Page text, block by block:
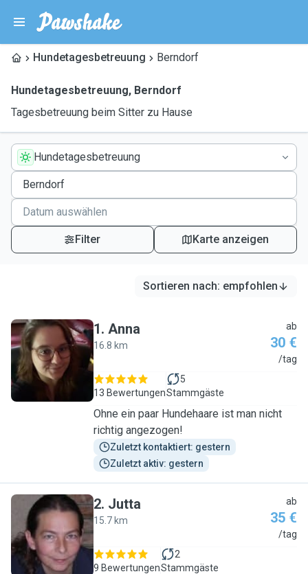
Hundetagesbetreuung Berndorf
Hundetagesbetreuung, Berndorf
Tagesbetreuung beim Sitter zu Hause
Hundetagesbetreuung
Filter Karte anzeigen
Sortieren nach: empfohlen
A
1. Anna
16.8 km
ab
30 €
/tag
13 Bewertungen
5
Stammgäste
Ohne ein paar Hundehaare ist man nicht
richtig angezogen!
Zuletzt kontaktiert: gestern
Zuletzt aktiv: gestern
J
2. Jutta
15.7 km
ab
35 €
/tag
9 Bewertungen
2
Stammgäste